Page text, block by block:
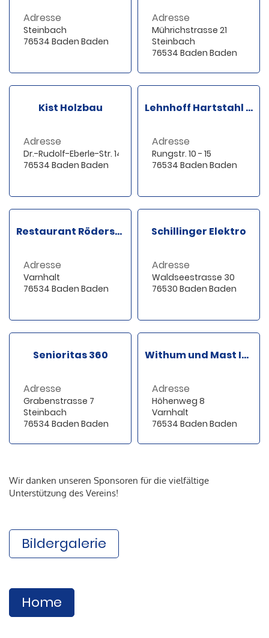
Adresse
Steinbach
76534 Baden Baden
Adresse
Mührichstrasse 21
Steinbach
76534 Baden Baden
Kist Holzbau
Adresse
Dr.-Rudolf-Eberle-Str. 14
76534 Baden Baden
Lehnhoff Hartstahl GmbH
Adresse
Rungstr. 10 - 15
76534 Baden Baden
Restaurant Röderswald
Adresse
Varnhalt
76534 Baden Baden
Schillinger Elektro
Adresse
Waldseestrasse 30
76530 Baden Baden
Senioritas 360
Adresse
Grabenstrasse 7
Steinbach
76534 Baden Baden
Withum und Mast Installateure
Adresse
Höhenweg 8
Varnhalt
76534 Baden Baden
Wir danken unseren Sponsoren für die vielfältige
Unterstützung des Vereins!
Bildergalerie
Home